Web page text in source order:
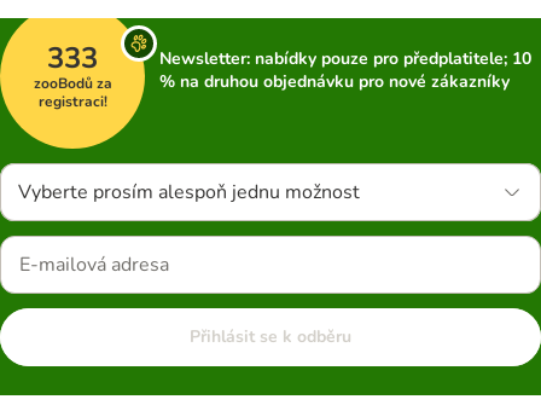
333
zooBodů za
registraci!
Newsletter: nabídky pouze pro předplatitele; 10
% na druhou objednávku pro nové zákazníky
Vyberte prosím alespoň jednu možnost
Přihlásit se k odběru